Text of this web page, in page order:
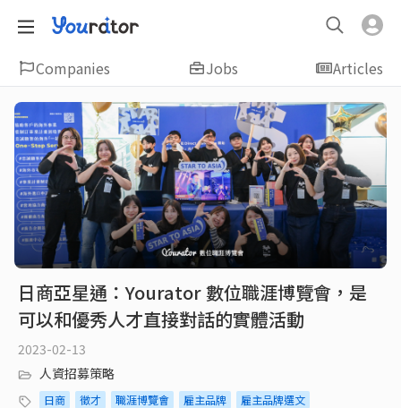
Companies Jobs Articles
日商亞星通：Yourator 數位職涯博覽會，是
可以和優秀人才直接對話的實體活動
2023-02-13
人資招募策略
日商 徵才 職涯博覽會 雇主品牌 雇主品牌選文